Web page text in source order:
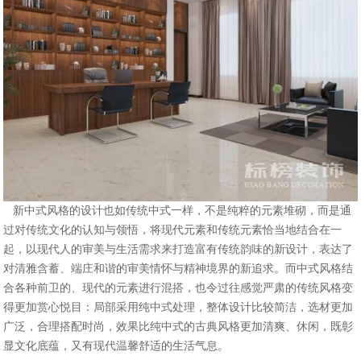
新中式风格的设计也如传统中式一样，不是纯粹的元素堆砌，而是通
过对传统文化的认知与领悟，将现代元素和传统元素恰当地结合在一
起，以现代人的审美与生活需求来打造富有传统韵味的新设计，表达了
对清雅含蓄、端庄和谐的审美情怀与精神境界的新追求。而中式风格结
合各种前卫的、现代的元素进行混搭，也令过往感觉严肃的传统风格变
得更加赏心悦目：局部采用纯中式处理，整体设计比较简洁，选材更加
广泛，合理搭配时尚，效果比纯中式的古典风格更加清爽、休闲，既彰
显文化底蕴，又有现代温馨舒适的生活气息。